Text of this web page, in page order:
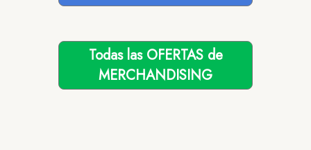
Todas las OFERTAS de
MERCHANDISING